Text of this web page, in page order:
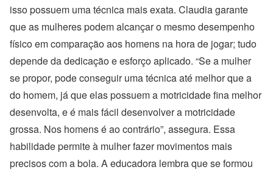
isso possuem uma técnica mais exata. Claudia garante
que as mulheres podem alcançar o mesmo desempenho
físico em comparação aos homens na hora de jogar; tudo
depende da dedicação e esforço aplicado. “Se a mulher
se propor, pode conseguir uma técnica até melhor que a
do homem, já que elas possuem a motricidade fina melhor
desenvolta, e é mais fácil desenvolver a motricidade
grossa. Nos homens é ao contrário”, assegura. Essa
habilidade permite à mulher fazer movimentos mais
precisos com a bola. A educadora lembra que se formou